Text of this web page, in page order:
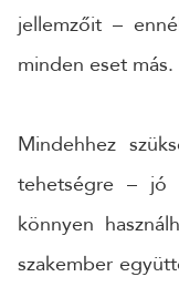
jellemzőit –
minden eset más.
Mindehhez
tehetségre – jó
könnyen
szakember